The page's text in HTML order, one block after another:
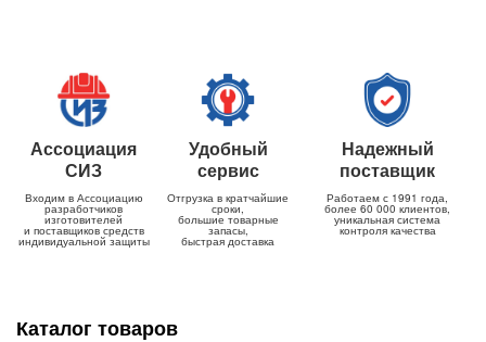
Ассоциация
СИЗ
Входим в Ассоциацию
разработчиков
изготовителей
и поставщиков средств
индивидуальной защиты
Удобный
сервис
Отгрузка в кратчайшие
сроки,
большие товарные
запасы,
быстрая доставка
Надежный
поставщик
Работаем с 1991 года,
более 60 000 клиентов,
уникальная система
контроля качества
Каталог товаров